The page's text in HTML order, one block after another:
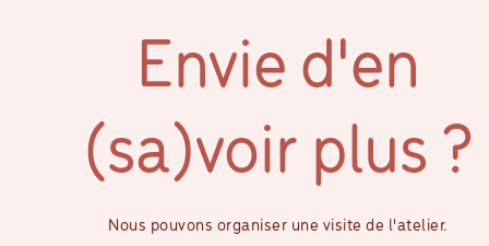
Envie d'en
(sa)voir plus ?
Nous pouvons organiser une visite de l'atelier.